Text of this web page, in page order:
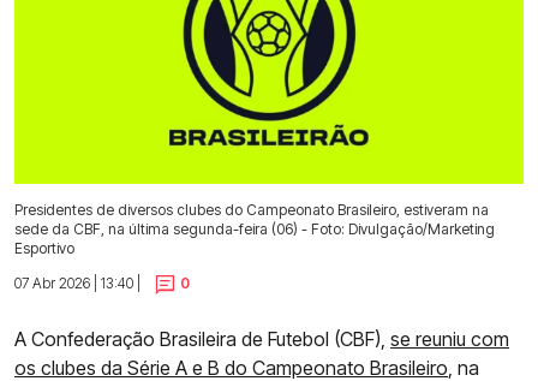
Presidentes de diversos clubes do Campeonato Brasileiro, estiveram na
sede da CBF, na última segunda-feira (06) - Foto: Divulgação/Marketing
Esportivo
07 Abr 2026 | 13:40 |
0
A Confederação Brasileira de Futebol (CBF), se reuniu com
os clubes da Série A e B do Campeonato Brasileiro , na